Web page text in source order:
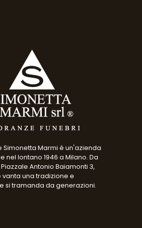
Simonetta Marmi è un'azienda
nel lontano 1946 a Milano. Da
Antonio Baiamonti 3,
una tradizione e
si tramanda da generazioni.